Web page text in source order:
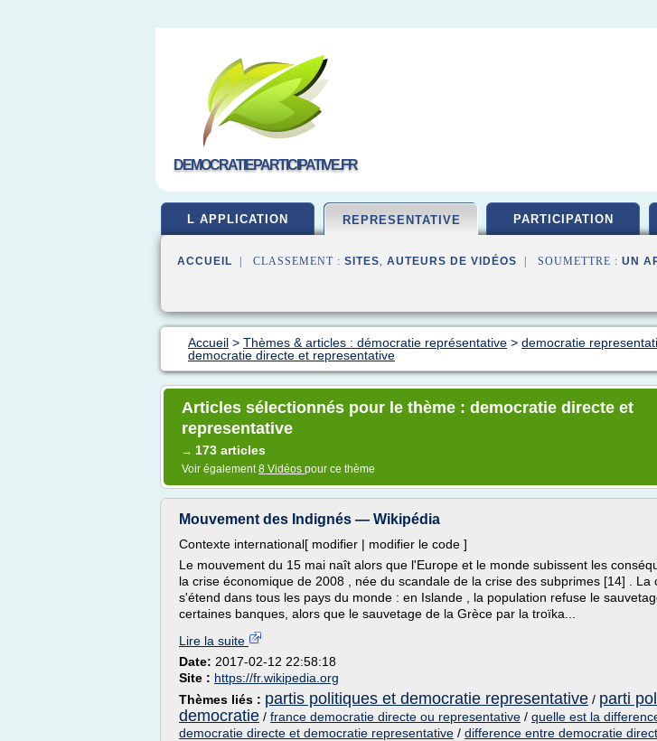
DEMOCRATIEPARTICIPATIVE.FR
L APPLICATION REPRESENTATIVE PARTICIPATION
ACCUEIL | CLASSEMENT : SITES, AUTEURS DE VIDÉOS | SOUMETTRE : UN
Accueil > Thèmes & articles : démocratie représentative > democratie
democratie directe et representative
Articles sélectionnés pour le thème : democratie directe et
representative
→ 173 articles
Voir également8 Vidéos pour ce thème
Mouvement des Indignés — Wikipédia
Contexte international[ modifier | modifier le code ]
Le mouvement du 15 mai naît alors que l'Europe et le monde subissent les
la crise économique de 2008 , née du scandale de la crise des subprimes [14] . La
s'étend dans tous les pays du monde : en Islande , la population refuse le
certaines banques, alors que le sauvetage de la Grèce par la troïka...
Lire la suite
Date: 2017-02-12 22:58:18
Site : https://fr.wikipedia.org
Thèmes liés : partis politiques et democratie representative / parti
democratie / france democratie directe ou representative / quelle est la
democratie directe et democratie representative / difference entre democratie